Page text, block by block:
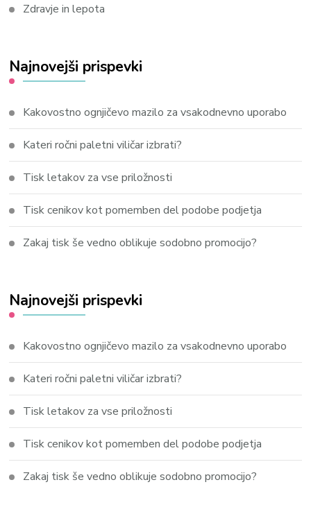
Zdravje in lepota
Najnovejši prispevki
Kakovostno ognjičevo mazilo za vsakodnevno uporabo
Kateri ročni paletni viličar izbrati?
Tisk letakov za vse priložnosti
Tisk cenikov kot pomemben del podobe podjetja
Zakaj tisk še vedno oblikuje sodobno promocijo?
Najnovejši prispevki
Kakovostno ognjičevo mazilo za vsakodnevno uporabo
Kateri ročni paletni viličar izbrati?
Tisk letakov za vse priložnosti
Tisk cenikov kot pomemben del podobe podjetja
Zakaj tisk še vedno oblikuje sodobno promocijo?